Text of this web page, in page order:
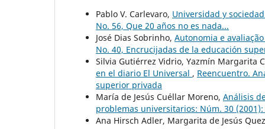
Pablo V. Carlevaro, Universidad y
No. 56, Que 20 años no es nada...
José Dias Sobrinho, Autonomia e
No. 40, Encrucijadas de la educación
Silvia Gutiérrez Vidrio, Yazmín Margarita
en el diario El Universal , Reencuentro.
superior privada
María de Jesús Cuéllar Moreno, Análisis
problemas universitarios: Núm. 30
Ana Hirsch Adler, Margarita de Jesús